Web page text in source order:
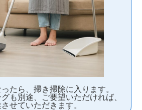
たら、掃き掃除に入ります。
も別途、ご要望いただければ、
せていただきます。